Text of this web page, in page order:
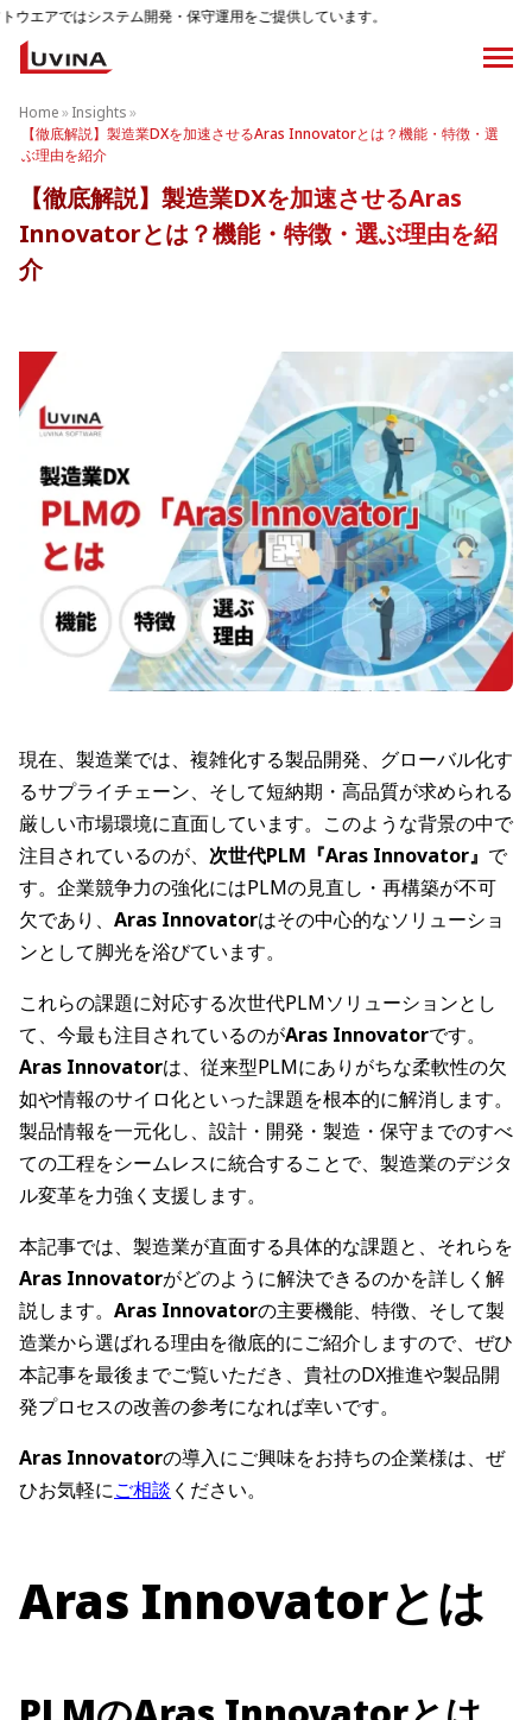
開発・保守運用をご提供しています。
Home»Insights»
【徹底解説】製造業DXを加速させるAras Innovatorとは？機能・特徴・選
ぶ理由を紹介
【徹底解説】製造業DXを加速させるAras
Innovatorとは？機能・特徴・選ぶ理由を紹
介
現在、製造業では、複雑化する製品開発、グローバル化す
るサプライチェーン、そして短納期・高品質が求められる
厳しい市場環境に直面しています。このような背景の中で
注目されているのが、 次世代PLM『Aras Innovator』 で
す。企業競争力の強化にはPLMの見直し・再構築が不可
欠であり、 Aras Innovatorはその中心的なソリューショ
ンとして脚光を浴びています。
これらの課題に対応する次世代PLMソリューションとし
て、今最も注目されているのがAras Innovatorです。
Aras Innovatorは、従来型PLMにありがちな柔軟性の欠
如や情報のサイロ化といった課題を根本的に解消します。
製品情報を一元化し、設計・開発・製造・保守までのすべ
ての工程をシームレスに統合することで、製造業のデジタ
ル変革を力強く支援します。
本記事では、製造業が直面する具体的な課題と、それらを
Aras Innovatorがどのように解決できるのかを詳しく解
説します。 Aras Innovatorの主要機能、特徴、そして製
造業から選ばれる理由を徹底的にご紹介しますので、ぜひ
本記事を最後までご覧いただき、貴社のDX推進や製品開
発プロセスの改善の参考になれば幸いです。
Aras Innovatorの導入にご興味をお持ちの企業様は、ぜ
ひお気軽にご相談 ください。
Aras Innovatorとは